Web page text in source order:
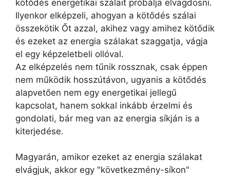
kötődés energetikai szálait próbálja elvagdosni.
Ilyenkor elképzeli, ahogyan a kötődés szálai
összekötik Őt azzal, akihez vagy amihez kötődik
és ezeket az energia szálakat szaggatja, vágja
el egy képzeletbeli ollóval.
Az elképzelés nem tűnik rossznak, csak éppen
nem működik hosszútávon, ugyanis a kötődés
alapvetően nem egy energetikai jellegű
kapcsolat, hanem sokkal inkább érzelmi és
gondolati, bár meg van az energia síkján is a
kiterjedése.
Magyarán, amikor ezeket az energia szálakat
elvágjuk, akkor egy "következmény-síkon"